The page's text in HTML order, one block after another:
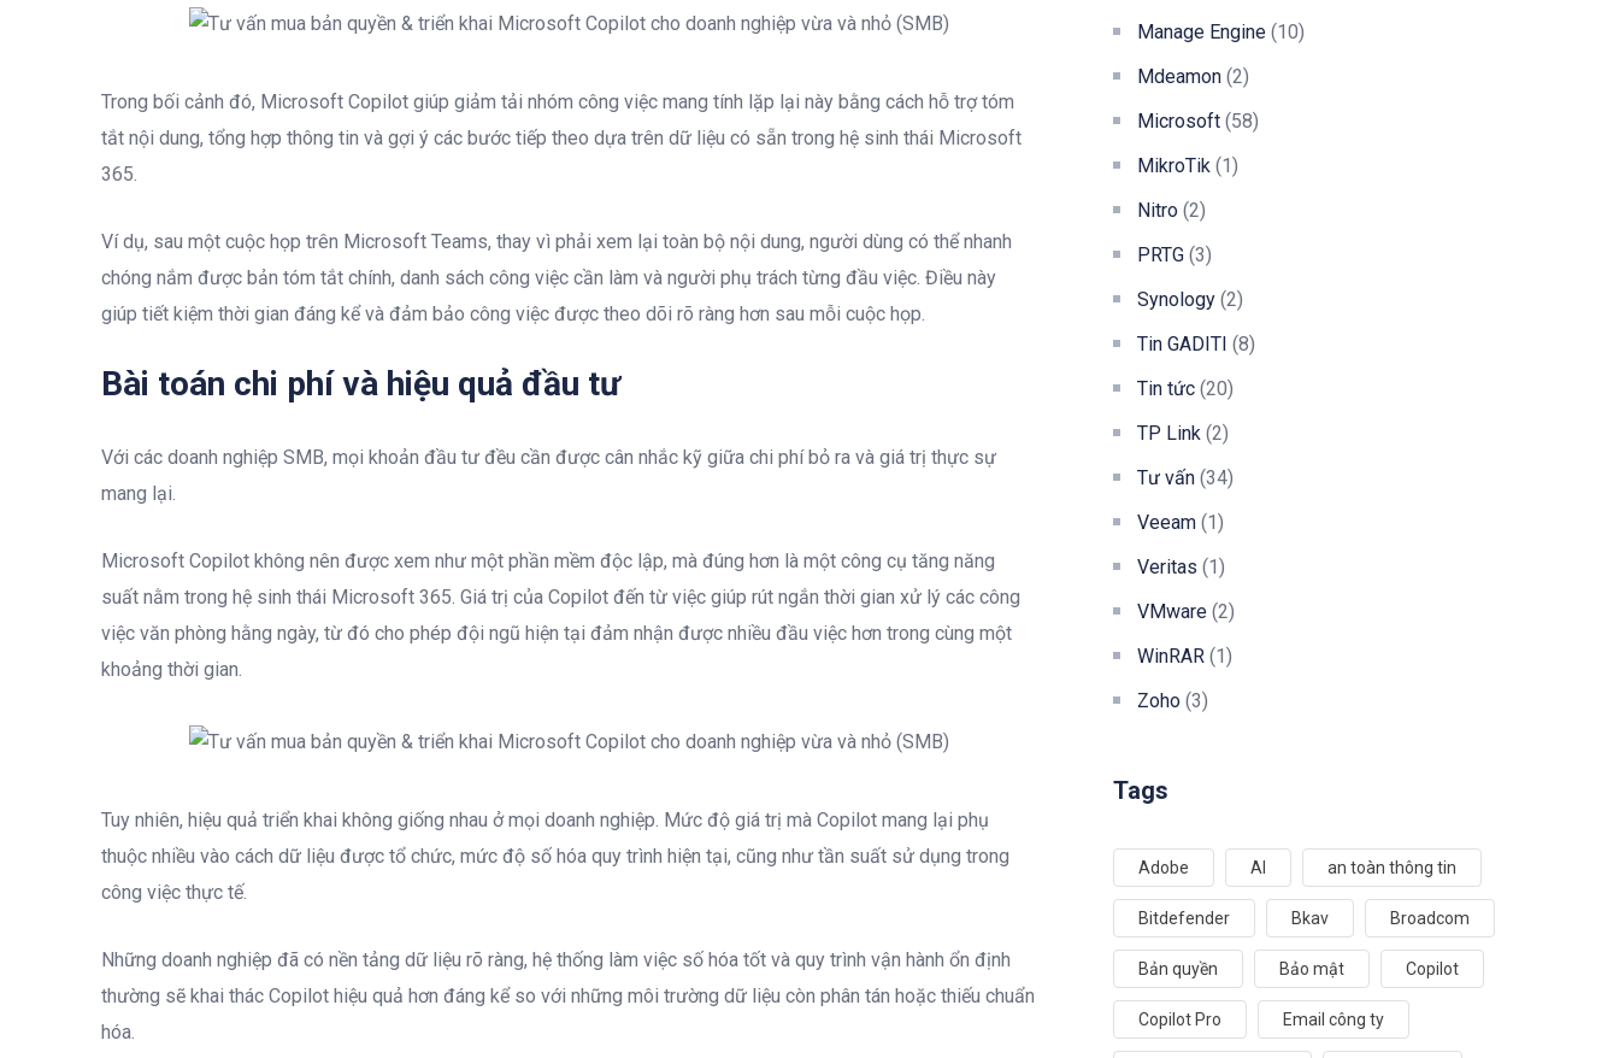
Trong bối cảnh đó, Microsoft Copilot giúp giảm tải nhóm công việc mang tính lặp lại này bằng cách hỗ trợ tóm
tắt nội dung, tổng hợp thông tin và gợi ý các bước tiếp theo dựa trên dữ liệu có sẵn trong hệ sinh thái Microsoft
365.
Ví dụ, sau một cuộc họp trên Microsoft Teams, thay vì phải xem lại toàn bộ nội dung, người dùng có thể nhanh
chóng nắm được bản tóm tắt chính, danh sách công việc cần làm và người phụ trách từng đầu việc. Điều này
giúp tiết kiệm thời gian đáng kể và đảm bảo công việc được theo dõi rõ ràng hơn sau mỗi cuộc họp.
Bài toán chi phí và hiệu quả đầu tư
Với các doanh nghiệp SMB, mọi khoản đầu tư đều cần được cân nhắc kỹ giữa chi phí bỏ ra và giá trị thực sự
mang lại.
Microsoft Copilot không nên được xem như một phần mềm độc lập, mà đúng hơn là một công cụ tăng năng
suất nằm trong hệ sinh thái Microsoft 365. Giá trị của Copilot đến từ việc giúp rút ngắn thời gian xử lý các công
việc văn phòng hằng ngày, từ đó cho phép đội ngũ hiện tại đảm nhận được nhiều đầu việc hơn trong cùng một
khoảng thời gian.
Tuy nhiên, hiệu quả triển khai không giống nhau ở mọi doanh nghiệp. Mức độ giá trị mà Copilot mang lại phụ
thuộc nhiều vào cách dữ liệu được tổ chức, mức độ số hóa quy trình hiện tại, cũng như tần suất sử dụng trong
công việc thực tế.
Những doanh nghiệp đã có nền tảng dữ liệu rõ ràng, hệ thống làm việc số hóa tốt và quy trình vận hành ổn định
thường sẽ khai thác Copilot hiệu quả hơn đáng kể so với những môi trường dữ liệu còn phân tán hoặc thiếu chuẩn
hóa.
Manage Engine (10)
Mdeamon (2)
Microsoft (58)
MikroTik (1)
Nitro (2)
PRTG (3)
Synology (2)
Tin GADITI (8)
Tin tức (20)
TP Link (2)
Tư vấn (34)
Veeam (1)
Veritas (1)
VMware (2)
WinRAR (1)
Zoho (3)
Tags
Adobe AI an toàn thông tin
Bitdefender Bkav Broadcom
Bản quyền Bảo mật Copilot
Copilot Pro Email công ty